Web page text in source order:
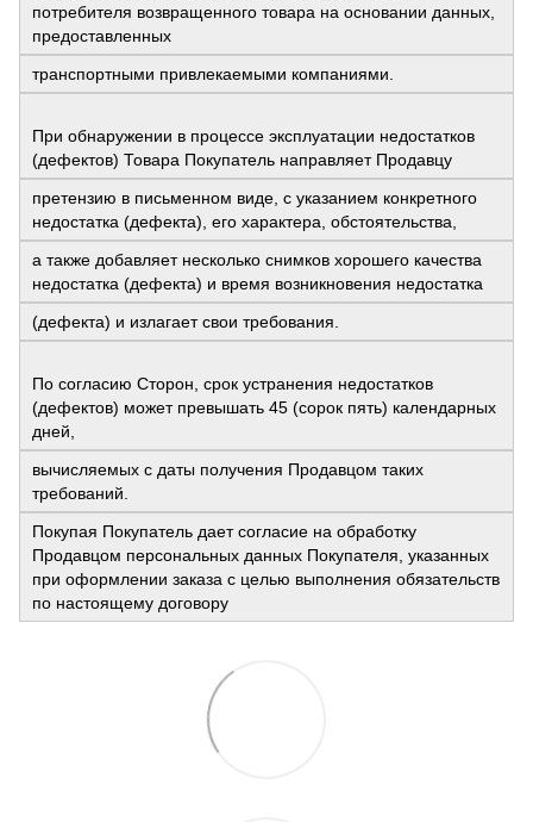
потребителя возвращенного товара на основании данных,
предоставленных
транспортными привлекаемыми компаниями.
При обнаружении в процессе эксплуатации недостатков
(дефектов) Товара Покупатель направляет Продавцу
претензию в письменном виде, с указанием конкретного
недостатка (дефекта), его характера, обстоятельства,
а также добавляет несколько снимков хорошего качества
недостатка (дефекта) и время возникновения недостатка
(дефекта) и излагает свои требования.
По согласию Сторон, срок устранения недостатков
(дефектов) может превышать 45 (сорок пять) календарных
дней,
вычисляемых с даты получения Продавцом таких
требований.
Покупая Покупатель дает согласие на обработку
Продавцом персональных данных Покупателя, указанных
при оформлении заказа с целью выполнения обязательств
по настоящему договору